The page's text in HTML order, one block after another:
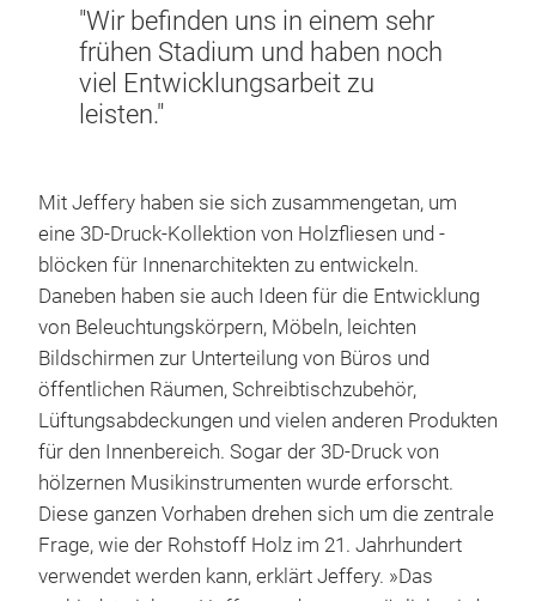
"Wir befinden uns in einem sehr
frühen Stadium und haben noch
viel Entwicklungsarbeit zu
leisten."
Mit Jeffery haben sie sich zusammengetan, um
eine 3D-Druck-Kollektion von Holzfliesen und -
blöcken für Innenarchitekten zu entwickeln.
Daneben haben sie auch Ideen für die Entwicklung
von Beleuchtungskörpern, Möbeln, leichten
Bildschirmen zur Unterteilung von Büros und
öffentlichen Räumen, Schreibtischzubehör,
Lüftungsabdeckungen und vielen anderen Produkten
für den Innenbereich. Sogar der 3D-Druck von
hölzernen Musikinstrumenten wurde erforscht.
Diese ganzen Vorhaben drehen sich um die zentrale
Frage, wie der Rohstoff Holz im 21. Jahrhundert
verwendet werden kann, erklärt Jeffery. »Das